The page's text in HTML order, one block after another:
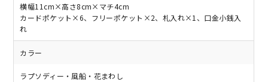
横幅11cm×高さ8cm×マチ4cm
カードポケット×6、フリーポケット×2、札入れ×1、口金小銭入
れ
カラー
ラプソディー・風船・花まわし